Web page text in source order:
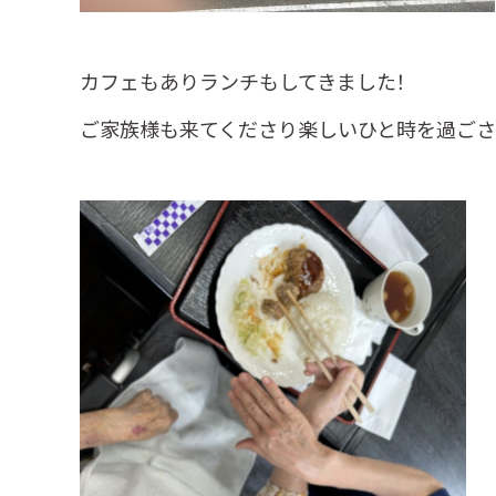
カフェもありランチもしてきました！
ご家族様も来てくださり楽しいひと時を過ご